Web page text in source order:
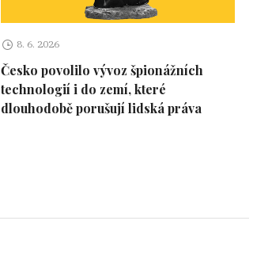
8. 6. 2026
Česko povolilo vývoz špionážních
technologií i do zemí, které
dlouhodobě porušují lidská práva